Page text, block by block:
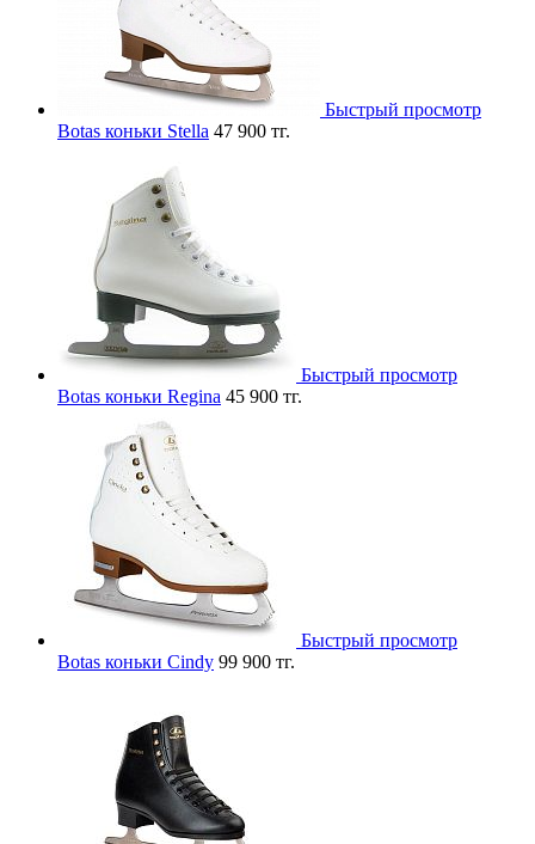
Быстрый просмотр
Botas коньки Stella 47 900 тг.
Быстрый просмотр
Botas коньки Regina 45 900 тг.
Быстрый просмотр
Botas коньки Cindy 99 900 тг.